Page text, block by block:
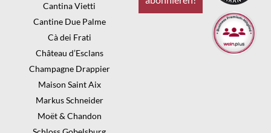
Cantina Vietti
Cantine Due Palme
Cà dei Frati
Château d’Esclans
Champagne Drappier
Maison Saint Aix
Markus Schneider
Moët & Chandon